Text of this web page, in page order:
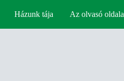
Házunk tája Az olvasó oldala